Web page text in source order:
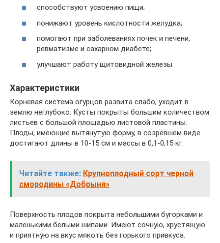
способствуют усвоению пищи;
понижают уровень кислотности желудка;
помогают при заболеваниях почек и печени,
ревматизме и сахарном диабете;
улучшают работу щитовидной железы.
Характеристики
Корневая система огурцов развита слабо, уходит в
землю неглубоко. Кусты покрыты большим количеством
листьев с большой площадью листовой пластины.
Плоды, имеющие вытянутую форму, в созревшем виде
достигают длины в 10-15 см и массы в 0,1-0,15 кг.
Читайте также: Крупноплодный сорт черной
смородины «Добрыня»
Поверхность плодов покрыта небольшими бугорками и
маленькими белыми шипами. Имеют сочную, хрустящую
и приятную на вкус мякоть без горького привкуса.